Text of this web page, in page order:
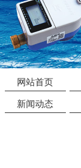
网站首页
新闻动态